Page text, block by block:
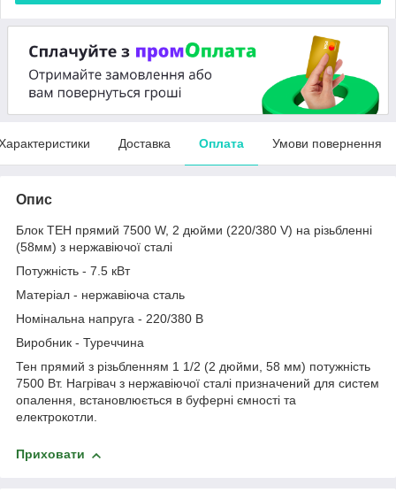
Доставка Оплата Умови повернення
Опис
Блок ТЕН прямий 7500 W, 2 дюйми (220/380 V) на різьбленні
(58мм) з нержавіючої сталі
Потужність - 7.5 кВт
Матеріал - нержавіюча сталь
Номінальна напруга - 220/380 В
Виробник - Туреччина
Тен прямий з різьбленням 1 1/2 (2 дюйми, 58 мм) потужність
7500 Вт. Нагрівач з нержавіючої сталі призначений для систем
опалення, встановлюється в буферні ємності та
електрокотли.
Приховати